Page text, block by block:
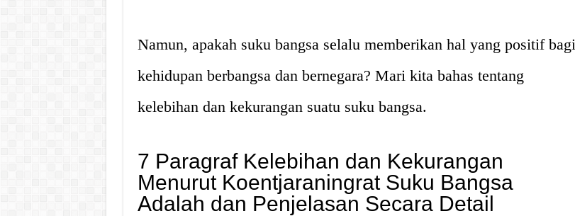
Namun, apakah suku bangsa selalu memberikan hal yang positif bagi
kehidupan berbangsa dan bernegara? Mari kita bahas tentang
kelebihan dan kekurangan suatu suku bangsa.
7 Paragraf Kelebihan dan Kekurangan
Menurut Koentjaraningrat Suku Bangsa
Adalah dan Penjelasan Secara Detail